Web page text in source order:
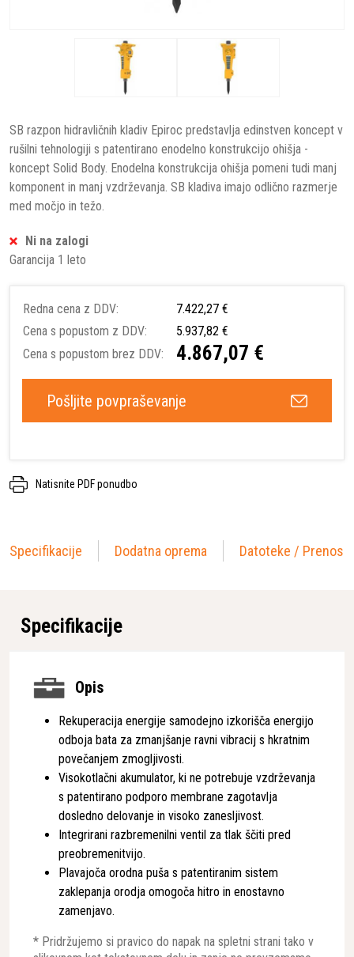
SB razpon hidravličnih kladiv Epiroc predstavlja edinstven koncept v
rušilni tehnologiji s patentirano enodelno konstrukcijo ohišja -
koncept Solid Body. Enodelna konstrukcija ohišja pomeni tudi manj
komponent in manj vzdrževanja. SB kladiva imajo odlično razmerje
med močjo in težo.
Ni na zalogi
Garancija 1 leto
Redna cena z DDV:
7.422,27 €
Cena s popustom z DDV:
5.937,82 €
Cena s popustom brez DDV:
4.867,07 €
Pošljite povpraševanje
Natisnite PDF ponudbo
Specifikacije Dodatna oprema Datoteke / Prenosi
Specifikacije
Opis
Rekuperacija energije samodejno izkorišča energijo
odboja bata za zmanjšanje ravni vibracij s hkratnim
povečanjem zmogljivosti.
Visokotlačni akumulator, ki ne potrebuje vzdrževanja
s patentirano podporo membrane zagotavlja
dosledno delovanje in visoko zanesljivost.
Integrirani razbremenilni ventil za tlak ščiti pred
preobremenitvijo.
Plavajoča orodna puša s patentiranim sistem
zaklepanja orodja omogoča hitro in enostavno
zamenjavo.
* Pridržujemo si pravico do napak na spletni strani tako v